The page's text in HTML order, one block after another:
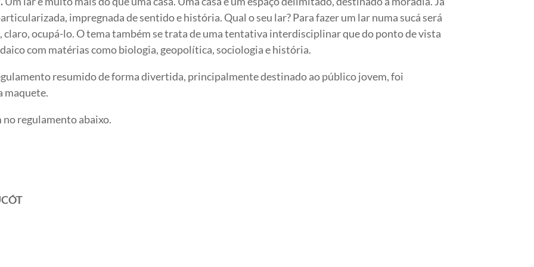
impregnada de sentido e história. Qual o seu lar? Para fazer um lar numa sucá será
claro, ocupá-lo.O tema também se trata de uma tentativa interdisciplinar que do ponto de vista
com matérias como biologia, geopolítica, sociologia e história.
resumido de forma divertida, principalmente destinado ao público jovem, foi
maquete.
regulamento abaixo.